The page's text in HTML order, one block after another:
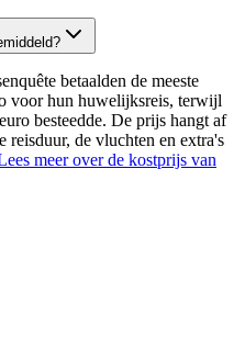
betaalden de meeste
voor hun huwelijksreis, terwijl
besteedde. De prijs hangt af
reisduur, de vluchten en extra's
meer over de kostprijs van